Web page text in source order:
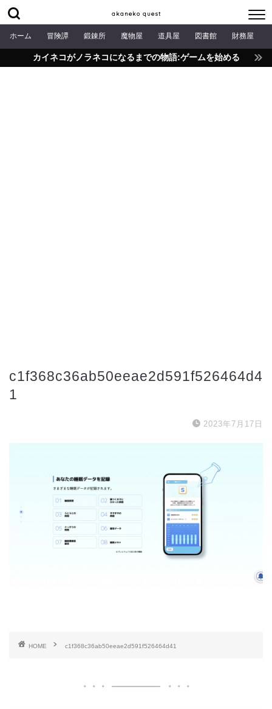
akaneko quest
ホーム 冒険譚 鍛錬所 魔物屋 道具屋 図書館 財務屋
カイネコがノラネコになるまでの物語:ゲームを始める
c1f368c36ab50eeae2d591f526464d4
1
2023年7月17日
HOME c1f368c36ab50eeae2d591f526464d41